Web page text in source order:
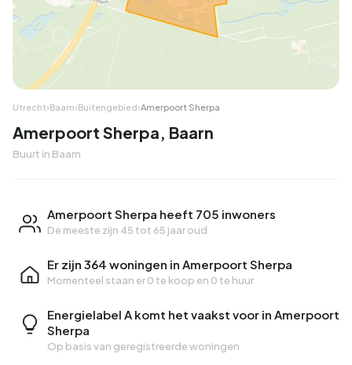
Utrecht›Baarn›Buitengebied›Amerpoort Sherpa
Amerpoort Sherpa, Baarn
Buurt in Baarn
Amerpoort Sherpa heeft 705 inwoners
De meeste zijn 45 tot 65 jaar oud
Er zijn 364 woningen in Amerpoort Sherpa
Momenteel staan er0 te koop en 0 te huur
Energielabel A komt het vaakst voor in Amerpoort
Sherpa
Op basis van geregistreerde woningen